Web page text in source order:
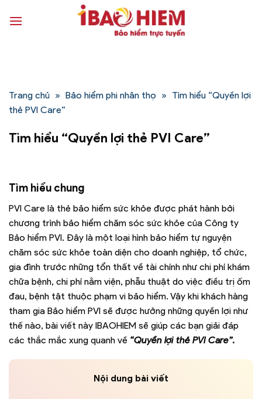
qua
Trang chủ » Bảo hiểm phi nhân thọ » Tìm hiểu “Quyền lợi
thẻ PVI Care”
Tìm hiểu “Quyền lợi thẻ PVI Care”
Tìm hiểu chung
PVI Care là thẻ bảo hiểm sức khỏe được phát hành bởi
chương trình bảo hiểm chăm sóc sức khỏe của Công ty
Bảo hiểm PVI. Đây là một loại hình bảo hiểm tự nguyện
chăm sóc sức khỏe toàn diện cho doanh nghiệp, tổ chức,
gia đình trước những tổn thất về tài chính như chi phí khám
chữa bệnh, chi phí nằm viện, phẫu thuật do việc điều trị ốm
đau, bệnh tật thuộc phạm vi bảo hiểm. Vậy khi khách hàng
tham gia Bảo hiểm PVI sẽ được hưởng những quyền lợi như
thế nào, bài viết này IBAOHIEM sẽ giúp các bạn giải đáp
các thắc mắc xung quanh về “Quyền lợi thẻ PVI Care”.
Nội dung bài viết